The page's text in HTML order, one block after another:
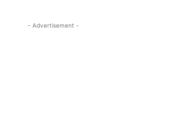
- Advertisement -